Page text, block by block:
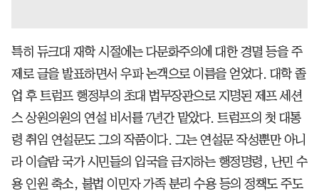
특히 듀크대 재학 시절에는 다문화주의에 대한 경멸 등을 주
제로 글을 발표하면서 우파 논객으로 이름을 얻었다. 대학 졸
업 후 트럼프 행정부의 초대 법무장관으로 지명된 제프 세션
스 상원의원의 연설 비서를 7년간 맡았다. 트럼프의 첫 대통
령 취임 연설문도 그의 작품이다. 그는 연설문 작성뿐만 아니
라 이슬람 국가 시민들의 입국을 금지하는 행정명령, 난민 수
용 인원 축소, 불법 이민자 가족 분리 수용 등의 정책도 주도